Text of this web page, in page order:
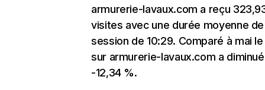
armurerie-lavaux.com a reçu
visites avec une durée moyenne
session de 10:29. Comparé à mai
sur armurerie-lavaux.com a
-12,34 %.